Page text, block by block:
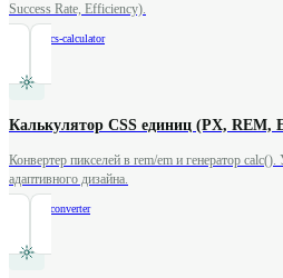
Success Rate, Efficiency).
ux-metrics-calculator
Калькулятор CSS единиц (PX, REM,
Конвертер пикселей в rem/em и генератор
адаптивного дизайна.
css-unit-converter